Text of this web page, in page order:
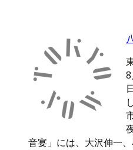
音宴」には、大沢伸一